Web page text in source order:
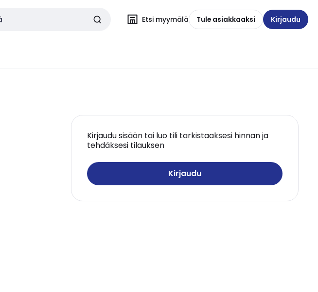
Etsi myymälä Tule asiakkaaksi Kirjaudu
Kirjaudu sisään tai luo tili tarkistaaksesi hinnan ja
tehdäksesi tilauksen
Kirjaudu